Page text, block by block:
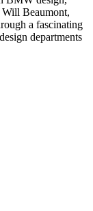
Will Beaumont,
a fascinating
departments